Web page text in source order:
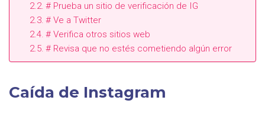
# Prueba un sitio de verificación de IG
# Ve a Twitter
# Verifica otros sitios web
# Revisa que no estés cometiendo algún error
Caída de Instagram